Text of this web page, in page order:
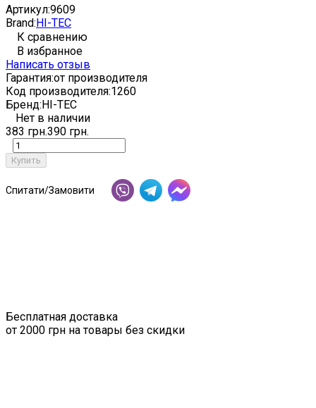
Артикул:9609
Brand:HI-TEC
К сравнению
В избранное
Написать отзыв
Гарантия:от производителя
Код производителя:1260
Бренд:HI-TEC
Нет в наличии
383 грн.390 грн.
Купить
Спитати/Замовити
Бесплатная доставка
от 2000 грн на товары без скидки